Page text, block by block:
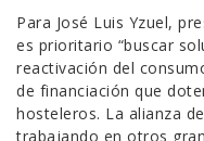
Para José Luis Yzuel,
es prioritario “buscar
reactivación del
de financiación que
hosteleros. La alianza
trabajando en otros